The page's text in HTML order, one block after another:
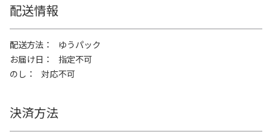
配送情報
配送方法
ゆうパック
お届け日
指定不可
のし
対応不可
決済方法